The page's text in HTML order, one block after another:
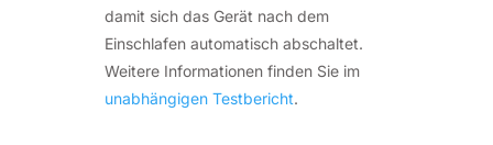
damit sich das Gerät nach dem
Einschlafen automatisch abschaltet.
Weitere Informationen finden Sie im
unabhängigen Testbericht.